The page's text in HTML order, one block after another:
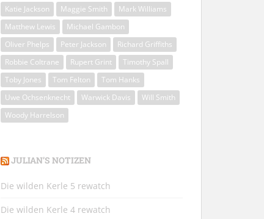
Katie Jackson
Maggie Smith
Mark Williams
Matthew Lewis
Michael Gambon
Oliver Phelps
Peter Jackson
Richard Griffiths
Robbie Coltrane
Rupert Grint
Timothy Spall
Toby Jones
Tom Felton
Tom Hanks
Uwe Ochsenknecht
Warwick Davis
Will Smith
Woody Harrelson
JULIAN’S NOTIZEN
Die wilden Kerle 5 rewatch
Die wilden Kerle 4 rewatch